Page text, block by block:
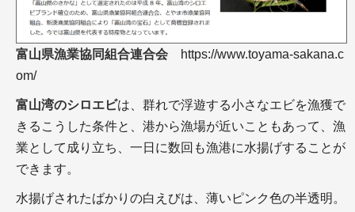
富山県漁業協同組合連合会 https://www.toyama-sakana.c
om/
富山湾のシロエビは、群れで浮遊する小さなエビを漁獲で
きるこうした条件と、港から漁場が近いこともあって、漁
業として成り立ち、一日に数回も漁港に水揚げすることが
できます。
水揚げされたばかりの白えびは、薄いピンク色の半透明。